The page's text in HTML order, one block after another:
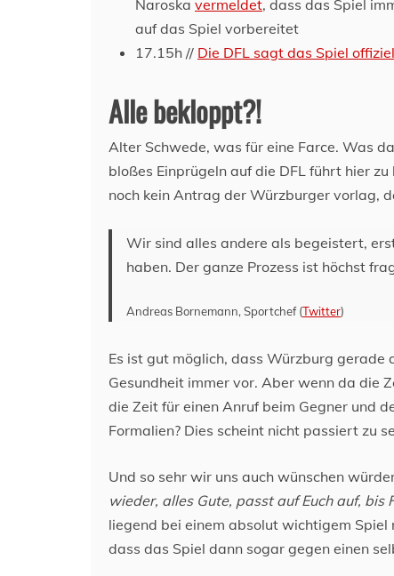
Naroska vermeldet, dass das Spiel
auf das Spiel vorbereitet
17.15h // Die DFL sagt das Spiel
Alle bekloppt?!
Alter Schwede, was für eine Farce. Was
bloßes Einprügeln auf die DFL führt hier
noch kein Antrag der Würzburger vorlag,
Wir sind alles andere als begeistert,
haben. Der ganze Prozess ist höchst
Andreas Bornemann, Sportchef (Twitter)
Es ist gut möglich, dass Würzburg
Gesundheit immer vor. Aber wenn da die
die Zeit für einen Anruf beim Gegner und
Formalien? Dies scheint nicht passiert zu
Und so sehr wir uns auch wünschen
wieder, alles Gute, passt auf Euch auf, bis
liegend bei einem absolut wichtigem Spiel
dass das Spiel dann sogar gegen einen